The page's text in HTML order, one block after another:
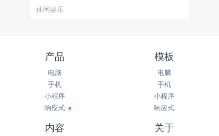
休闲娱乐
产品
电脑
手机
小程序
响应式
模板
电脑
手机
小程序
响应式
内容 关于